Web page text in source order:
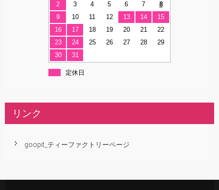
2
3 4 5 6 7
8
9
10 11 12 13 14
15
16
17 18 19 20 21
22
23
24 25 26 27 28
29
30
31
定休日
リンク
goopit_ティーファクトリーページ